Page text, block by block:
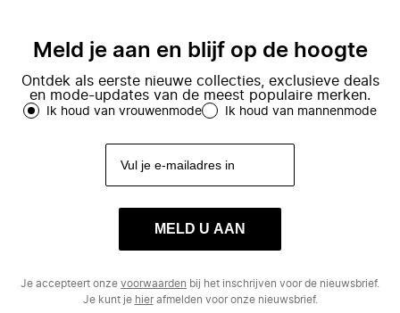
Meld je aan en blijf op de hoogte
Ontdek als eerste nieuwe collecties, exclusieve deals
en mode-updates van de meest populaire merken.
Ik houd van vrouwenmode Ik houd van mannenmode
MELD U AAN
Je accepteert onze voorwaarden bij het inschrijven voor de nieuwsbrief.
Je kunt je hierafmelden voor onze nieuwsbrief.